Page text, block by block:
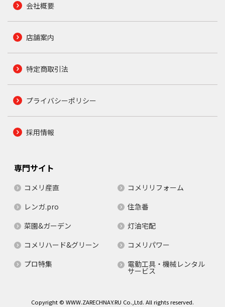
会社概要
店舗案内
特定商取引法
プライバシーポリシー
採用情報
専門サイト
コメリ産直
コメリリフォーム
レンガ.pro
住急番
菜園&ガーデン
灯油宅配
コメリハード&グリーン
コメリパワー
プロ特集
電動工具・機械レンタル
サービス
Copyright © WWW.ZARECHNAY.RU Co.,Ltd. All rights reserved.